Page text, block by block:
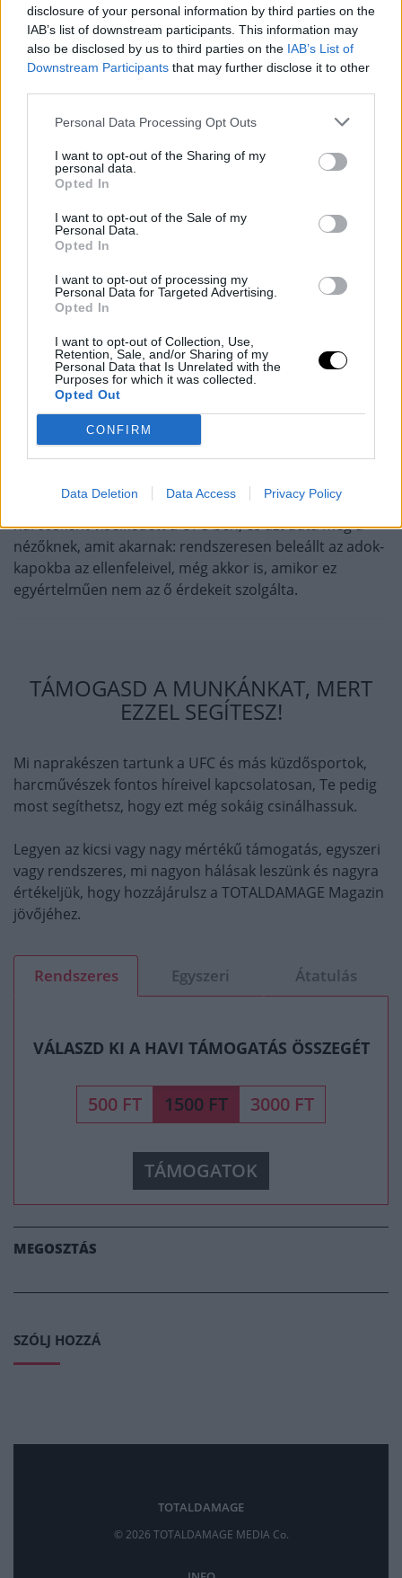
disclosure of your personal information by third parties on the
IAB’s list of downstream participants. This information may
also be disclosed by us to third parties on the IAB’s List of
Downstream Participants that may further disclose it to other
Personal Data Processing Opt Outs
I want to opt-out of the Sharing of my
personal data.
Opted In
I want to opt-out of the Sale of my
Personal Data.
Opted In
I want to opt-out of processing my
Personal Data for Targeted Advertising.
Opted In
I want to opt-out of Collection, Use,
Retention, Sale, and/or Sharing of my
Personal Data that Is Unrelated with the
Purposes for which it was collected.
Opted Out
CONFIRM
Data Deletion Data Access Privacy Policy
(via@MikeChandlerMMA )pic.twitter.com/ThAfrWAKlw
— FREAK.MMA (@FREAKMMA1)May 31, 2026
„Iron" a UFC Freedom 250 gálán Mauricio Ruffyval csap
meccsen véletlenül lenyel néhány bogarat, de a
nagyobb kérdés az, hogy mit kezd Ruffy szokatlan és
bunyójából mindössze egyet tudott megnyerni, és ott
is Tony Fergusont csapta ki. Paddy Pimblett, Charles
megverte, bár ezek azért óriási nevek egytől egyig,
Ruffy pedig (még) nem az.
A logikus taktika az lenne Chandler számára, ha végre
visszatérne birkózó alapjaihoz, és megpróbálná a
földön tartani Ruffyt. Még egy vereséget már nem
viselne el a karrierje. De nem biztos, hogy így tesz majd.
Chandler a legtöbbször inkább szórakoztató
harcosként viselkedett a UFC-ben, és azt adta meg a
nézőknek, amit akarnak: rendszeresen beleállt az adok-
kapokba az ellenfeleivel, még akkor is, amikor ez
egyértelműen nem az ő érdekeit szolgálta.
TÁMOGASD A MUNKÁNKAT, MERT
EZZEL SEGÍTESZ!
Mi naprakészen tartunk a UFC és más küzdősportok,
harcművészek fontos híreivel kapcsolatosan, Te pedig
most segíthetsz, hogy ezt még sokáig csinálhassuk.
Legyen az kicsi vagy nagy mértékű támogatás, egyszeri
vagy rendszeres, mi nagyon hálásak leszünk és nagyra
értékeljük, hogy hozzájárulsz a TOTALDAMAGE Magazin
jövőjéhez.
Rendszeres Egyszeri Átatulás
VÁLASZD KI A HAVI TÁMOGATÁS ÖSSZEGÉT
500 FT 1500 FT 3000 FT
TÁMOGATOK
MEGOSZTÁS
SZÓLJ HOZZÁ
TOTALDAMAGE
© 2026 TOTALDAMAGE MEDIA Co.